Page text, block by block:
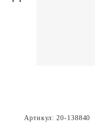
Артикул: 20-138840